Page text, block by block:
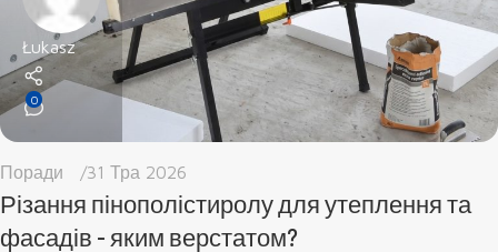
Łukasz
0
Поради 31 Тра 2026
Різання пінополістиролу для утеплення та
фасадів - яким верстатом?